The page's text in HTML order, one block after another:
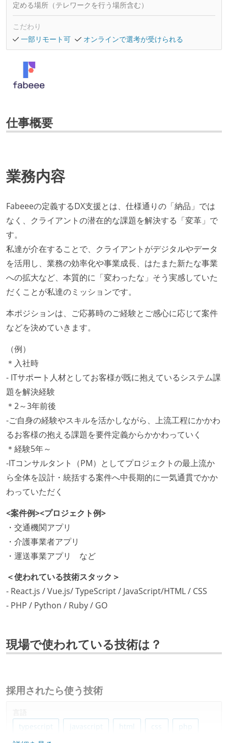
定める場所（テレワークを行う場所含む）
こだわり
一部リモート可
オンラインで選考が受けられる
仕事概要
業務内容
Fabeeeの定義するDX支援とは、仕様通りの「納品」では
なく、クライアントの潜在的な課題を解決する「変革」で
す。
私達が介在することで、クライアントがデジタルやデータ
を活用し、業務の効率化や事業成長、はたまた新たな事業
への拡大など、本質的に「変わったな」そう実感していた
だくことが私達のミッションです。
本ポジションは、ご応募時のご経験とご感心に応じて案件
などを決めていきます。
（例）
＊入社時
- ITサポート人材としてお客様が既に抱えているシステム課
題を解決経験
＊2～3年前後
-ご自身の経験やスキルを活かしながら、上流工程にかかわ
るお客様の抱える課題を要件定義からかかわっていく
＊経験5年～
-ITコンサルタント（PM）としてプロジェクトの最上流か
ら全体を設計・統括する案件へ中長期的に一気通貫でかか
わっていただく
<案件例><プロジェクト例>
・交通機関アプリ
・介護事業者アプリ
・運送事業アプリ など
＜使われている技術スタック＞
- React.js / Vue.js/ TypeScript / JavaScript/HTML / CSS
- PHP / Python / Ruby / GO
現場で使われている技術は？
採用されたら使う技術
言語
typescript
javascript html css
php